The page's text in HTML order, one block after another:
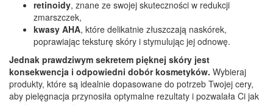
retinoidy, znane ze swojej skuteczności w redukcji
zmarszczek,
kwasy AHA, które delikatnie złuszczają naskórek,
poprawiając teksturę skóry i stymulując jej odnowę.
Jednak prawdziwym sekretem pięknej skóry jest
konsekwencja i odpowiedni dobór kosmetyków. Wybieraj
produkty, które są idealnie dopasowane do potrzeb Twojej cery,
aby pielęgnacja przynosiła optymalne rezultaty i pozwalała Ci jak